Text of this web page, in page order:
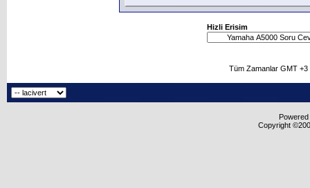
Hizli Erisim
Tüm Zamanlar GMT
Copyright